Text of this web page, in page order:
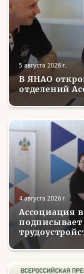
5 августа 2026 г.
В ЯНАО
отделений
4 августа 2026 г.
Ассоциация
подписывает
занятости в